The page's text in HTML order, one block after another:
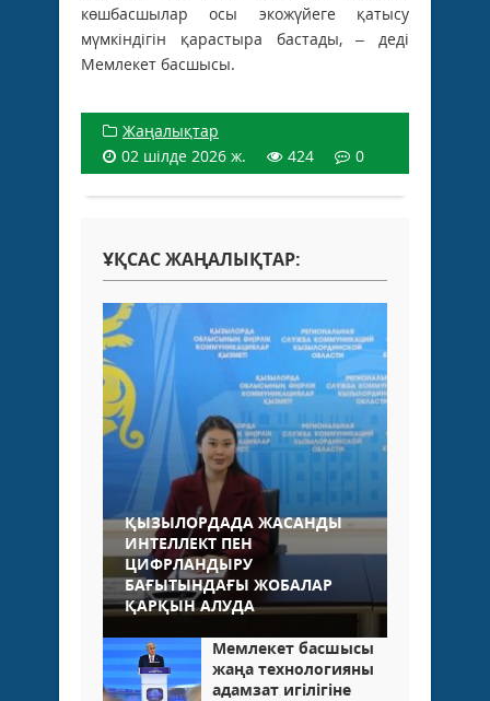
көшбасшылар осы экожүйеге қатысу
мүмкіндігін қарастыра бастады, – деді
Мемлекет басшысы.
Жаңалықтар
02 шілде 2026 ж.
424 0
ҰҚСАС ЖАҢАЛЫҚТАР:
ҚЫЗЫЛОРДАДА ЖАСАНДЫ
ИНТЕЛЛЕКТ ПЕН
ЦИФРЛАНДЫРУ
БАҒЫТЫНДАҒЫ ЖОБАЛАР
ҚАРҚЫН АЛУДА
Мемлекет басшысы
жаңа технологияны
адамзат игілігіне